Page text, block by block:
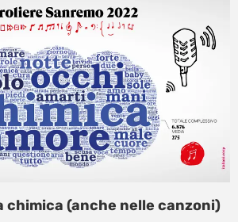
chimica (anche nelle canzoni)